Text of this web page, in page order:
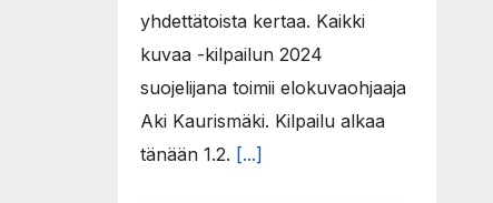
yhdettätoista kertaa. Kaikki
kuvaa -kilpailun 2024
suojelijana toimii elokuvaohjaaja
Aki Kaurismäki. Kilpailu alkaa
tänään 1.2. [...]